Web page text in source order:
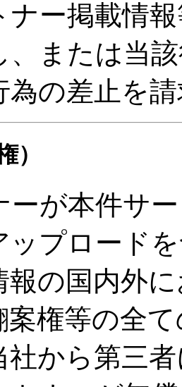
ナー掲載情
、または当
為の差止を
）
ーが本件サ
ップロード
報の国内外
案権等の全
社から第三